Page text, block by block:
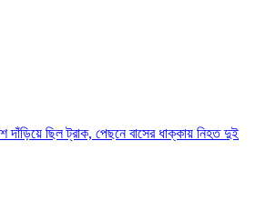
দাঁড়িয়ে ছিল ট্রাক, পেছনে বাসের ধাক্কায় নিহত দুই